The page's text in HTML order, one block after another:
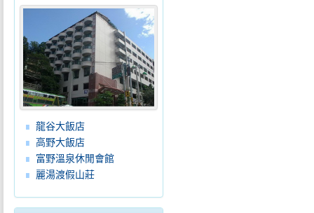
龍谷大飯店
高野大飯店
富野溫泉休閒會館
麗湯渡假山莊